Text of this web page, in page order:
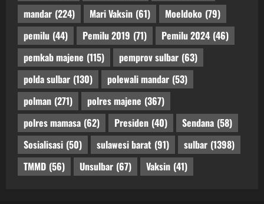
mandar (224) Mari Vaksin (61) Moeldoko (79)
pemilu (44) Pemilu 2019 (71) Pemilu 2024 (46)
pemkab majene (115) pemprov sulbar (63)
polda sulbar (130) polewali mandar (53)
polman (271) polres majene (367)
polres mamasa (62) Presiden (40) Sendana (58)
Sosialisasi (50) sulawesi barat (91) sulbar (1398)
TMMD (56) Unsulbar (67) Vaksin (41)